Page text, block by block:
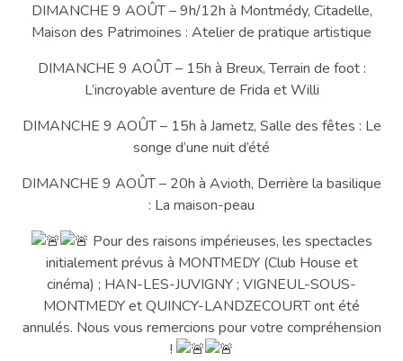
DIMANCHE 9 AOÛT – 9h/12h à Montmédy, Citadelle,
Maison des Patrimoines : Atelier de pratique artistique
DIMANCHE 9 AOÛT – 15h à Breux, Terrain de foot :
L’incroyable aventure de Frida et Willi
DIMANCHE 9 AOÛT – 15h à Jametz, Salle des fêtes : Le
songe d’une nuit d’été
DIMANCHE 9 AOÛT – 20h à Avioth, Derrière la basilique
: La maison-peau
Pour des raisons impérieuses, les spectacles
initialement prévus à MONTMEDY (Club House et
cinéma) ; HAN-LES-JUVIGNY ; VIGNEUL-SOUS-
MONTMEDY et QUINCY-LANDZECOURT ont été
annulés. Nous vous remercions pour votre compréhension
!